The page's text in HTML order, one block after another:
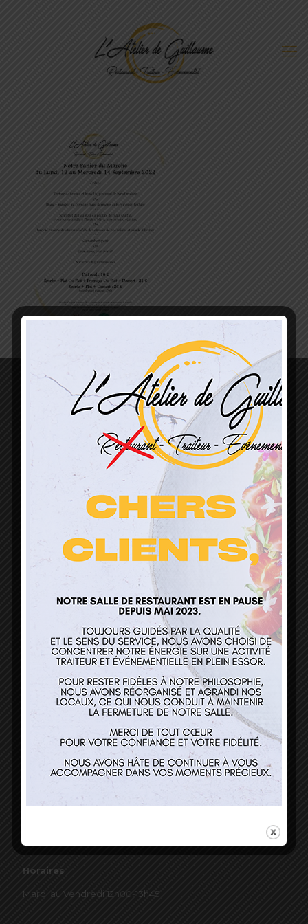
L’Atelier de Guillaume
1 Lieu Dit Sur Les Prés
contact@atelierdeguillaume.fr
03 89 22 37 08
Nos services
Traiteur et événementiel
Horaires
Mardi au Vendredi 12h00-13h45